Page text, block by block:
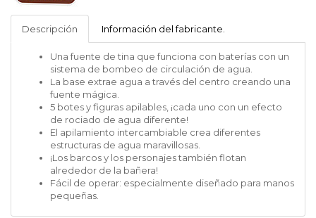
Yookidoo
Descripción
Información del fabricante.
Una fuente de tina que funciona con baterías con un
sistema de bombeo de circulación de agua.
La base extrae agua a través del centro creando una
fuente mágica.
5 botes y figuras apilables, ¡cada uno con un efecto
de rociado de agua diferente!
El apilamiento intercambiable crea diferentes
estructuras de agua maravillosas.
¡Los barcos y los personajes también flotan
alrededor de la bañera!
Fácil de operar: especialmente diseñado para manos
pequeñas.